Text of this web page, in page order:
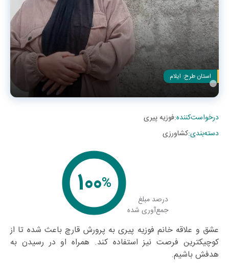
استان طرح: ایلام
درخواست‌کننده:فوزیه پیری
دسته‌بندی:کشاورزی
درصد مبلغ
جمع‌آوری شده
%
100
عشق و علاقه خانم فوزیه پیری به پرورش قارچ باعث شده تا از
کوچیکترین فرصت نیز استفاده کند. همراه او در رسیدن به
هدفش باشیم.